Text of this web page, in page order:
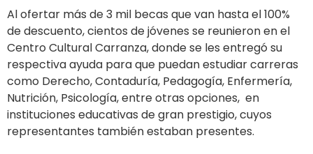
Al ofertar más de 3 mil becas que van hasta el 100%
de descuento, cientos de jóvenes se reunieron en el
Centro Cultural Carranza, donde se les entregó su
respectiva ayuda para que puedan estudiar carreras
como Derecho, Contaduría, Pedagogía, Enfermería,
Nutrición, Psicología, entre otras opciones, en
instituciones educativas de gran prestigio, cuyos
representantes también estaban presentes.